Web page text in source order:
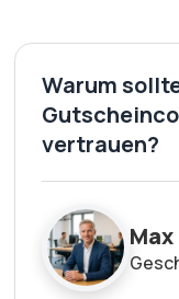
Warum
vertrauen?